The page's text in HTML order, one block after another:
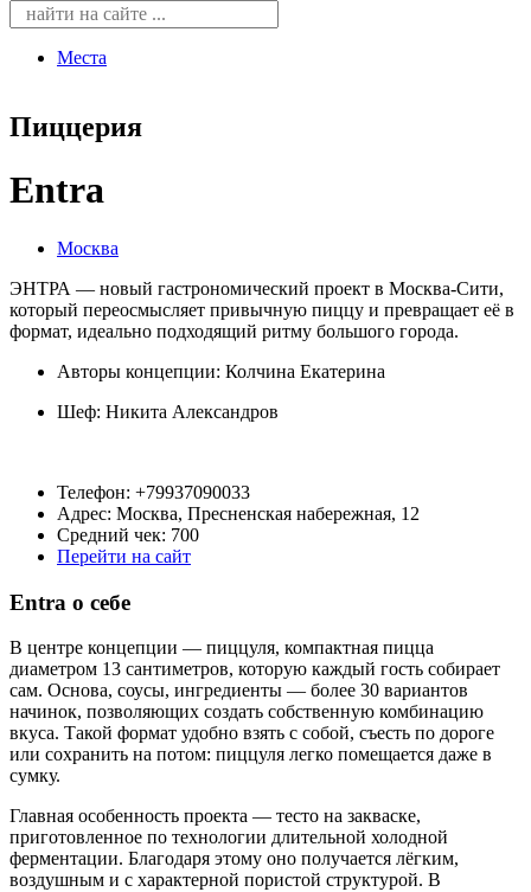
Места
Пиццерия
Entra
Москва
ЭНТРА — новый гастрономический проект в Москва-Сити,
который переосмысляет привычную пиццу и превращает её в
формат, идеально подходящий ритму большого города.
Авторы концепции: Колчина Екатерина
Шеф: Никита Александров
Телефон: +79937090033
Адрес: Москва, Пресненская набережная, 12
Средний чек: 700
Перейти на сайт
Entra о себе
В центре концепции — пиццуля, компактная пицца
диаметром 13 сантиметров, которую каждый гость собирает
сам. Основа, соусы, ингредиенты — более 30 вариантов
начинок, позволяющих создать собственную комбинацию
вкуса. Такой формат удобно взять с собой, съесть по дороге
или сохранить на потом: пиццуля легко помещается даже в
сумку.
Главная особенность проекта — тесто на закваске,
приготовленное по технологии длительной холодной
ферментации. Благодаря этому оно получается лёгким,
воздушным и с характерной пористой структурой. В